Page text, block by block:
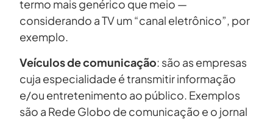
termo mais genérico que meio —
considerando a TV um “canal eletrônico”, por
exemplo.
Veículos de comunicação: são as empresas
cuja especialidade é transmitir informação
e/ou entretenimento ao público. Exemplos
são a Rede Globo de comunicação e o jornal